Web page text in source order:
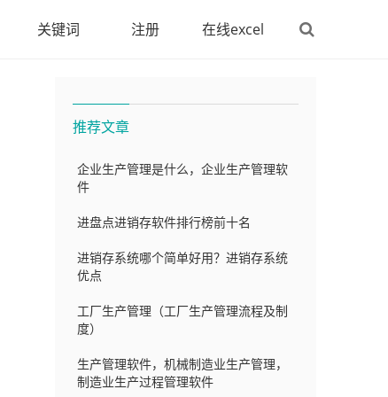
关键词 注册 在线excel
推荐文章
企业生产管理是什么，企业生产管理软
件
进盘点进销存软件排行榜前十名
进销存系统哪个简单好用？进销存系统
优点
工厂生产管理（工厂生产管理流程及制
度）
生产管理软件，机械制造业生产管理，
制造业生产过程管理软件